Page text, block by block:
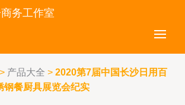
务工作室
> 产品大全 > 2020第7届中国长沙日用百
钢餐厨具展览会纪实